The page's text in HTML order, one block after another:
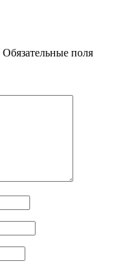
Обязательные поля